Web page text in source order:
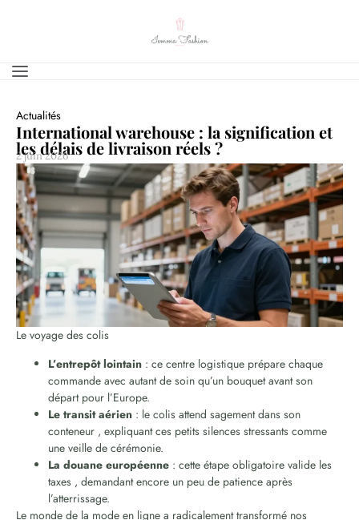
Actualités
International warehouse : la signification et
les délais de livraison réels ?
2 juin 2026
Le voyage des colis
L’entrepôt lointain : ce centre logistique prépare chaque
commande avec autant de soin qu’un bouquet avant son
départ pour l’Europe.
Le transit aérien : le colis attend sagement dans son
conteneur , expliquant ces petits silences stressants comme
une veille de cérémonie.
La douane européenne : cette étape obligatoire valide les
taxes , demandant encore un peu de patience après
l’atterrissage.
Le monde de la mode en ligne a radicalement transformé nos